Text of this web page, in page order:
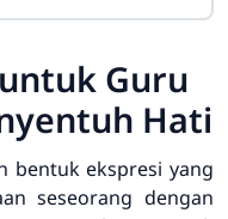
Guru
Hati
bentuk ekspresi yang
seseorang dengan